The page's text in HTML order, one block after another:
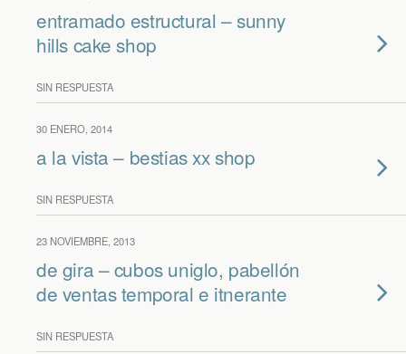
entramado estructural – sunny
hills cake shop
SIN RESPUESTA
30 ENERO, 2014
a la vista – bestias xx shop
SIN RESPUESTA
23 NOVIEMBRE, 2013
de gira – cubos uniglo, pabellón
de ventas temporal e itnerante
SIN RESPUESTA